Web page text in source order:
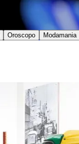
Oroscopo Modamania